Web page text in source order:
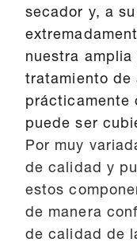
secador y, a
nuestra
tratamiento de
prácticamente
puede ser
Por muy
de calidad y
estos
de manera
de calidad de